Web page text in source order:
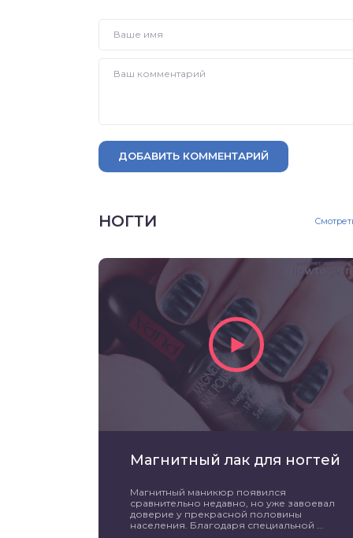
ДОБАВИТЬ КОММЕНТАРИЙ
НОГТИ
Магнитный лак для ногтей
Магнитный маникюр появился
сравнительно недавно, но уже завоевал
доверие у прекрасной половины
населения. Благодаря специальной ...